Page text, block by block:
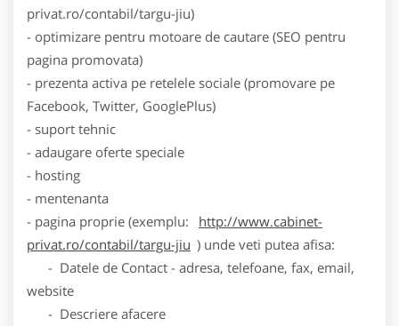
privat.ro/contabil/targu-jiu)
- optimizare pentru motoare de cautare (SEO pentru
pagina promovata)
- prezenta activa pe retelele sociale (promovare pe
Facebook, Twitter, GooglePlus)
- suport tehnic
- adaugare oferte speciale
- hosting
- mentenanta
- pagina proprie (exemplu:
http://www.cabinet-
privat.ro/contabil/targu-jiu ) unde veti putea afisa:
- Datele de Contact - adresa, telefoane, fax, email,
website
- Descriere afacere